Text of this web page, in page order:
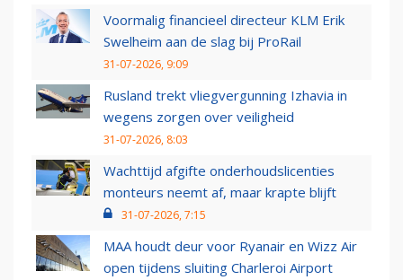
Voormalig financieel directeur KLM Erik
Swelheim aan de slag bij ProRail
31-07-2026, 9:09
Rusland trekt vliegvergunning Izhavia in
wegens zorgen over veiligheid
31-07-2026, 8:03
Wachttijd afgifte onderhoudslicenties
monteurs neemt af, maar krapte blijft
31-07-2026, 7:15
MAA houdt deur voor Ryanair en Wizz Air
open tijdens sluiting Charleroi Airport